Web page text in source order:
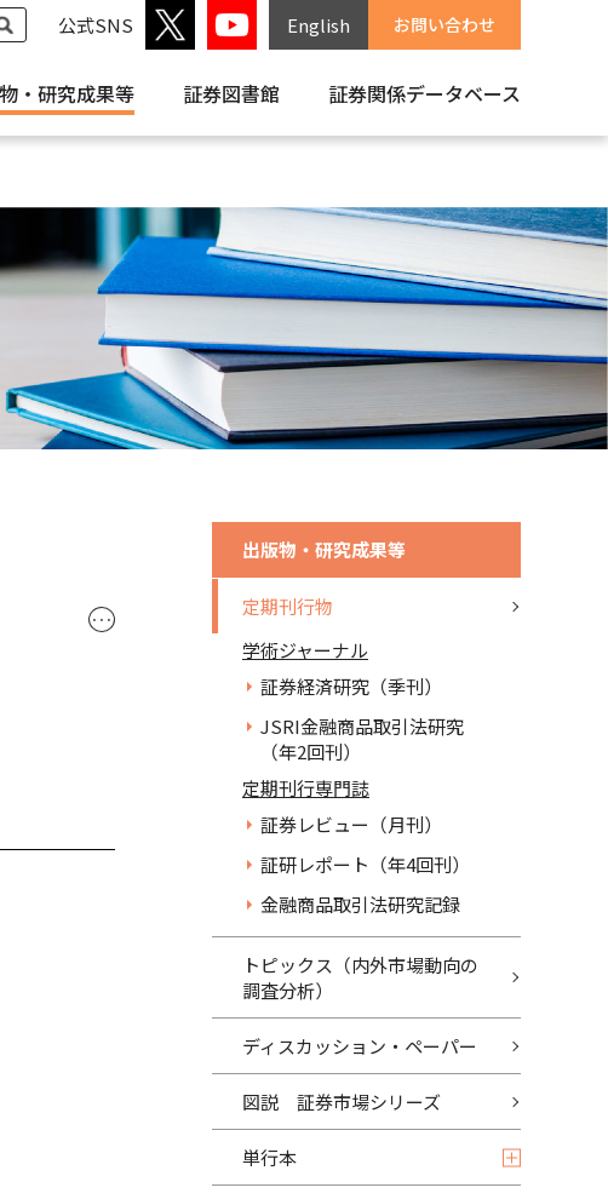
公式SNS English お問い合わせ
・ 研究成果等 証券図書館 証券関係データベース
･･･
出版物・研究成果等
定期刊行物
学術ジャーナル
証券経済研究（季刊）
JSRI金融商品取引法研究
（年2回刊）
定期刊行専門誌
証券レビュー（月刊）
証研レポート（年4回刊）
金融商品取引法研究記録
トピックス（内外市場動向の
調査分析）
ディスカッション・ペーパー
図説 証券市場シリーズ
単行本